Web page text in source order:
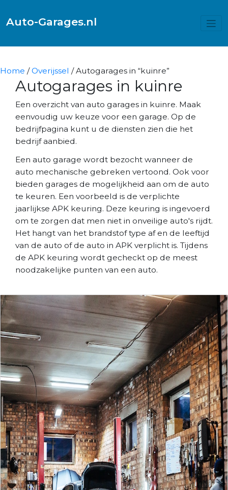
Auto-Garages.nl
Home /Overijssel / Autogarages in “kuinre”
Autogarages in kuinre
Een overzicht van auto garages in kuinre. Maak
eenvoudig uw keuze voor een garage. Op de
bedrijfpagina kunt u de diensten zien die het
bedrijf aanbied.
Een auto garage wordt bezocht wanneer de
auto mechanische gebreken vertoond. Ook voor
bieden garages de mogelijkheid aan om de auto
te keuren. Een voorbeeld is de verplichte
jaarlijkse APK keuring. Deze keuring is ingevoerd
om te zorgen dat men niet in onveilige auto's rijdt.
Het hangt van het brandstof type af en de leeftijd
van de auto of de auto in APK verplicht is. Tijdens
de APK keuring wordt gecheckt op de meest
noodzakelijke punten van een auto.